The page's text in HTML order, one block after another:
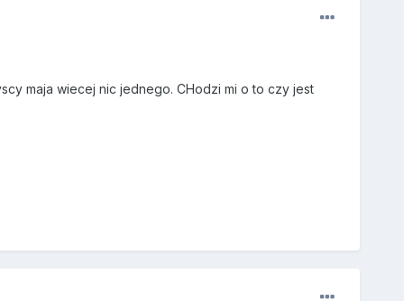
maja wiecej nic jednego. CHodzi mi o to czy jest